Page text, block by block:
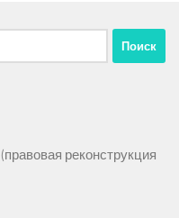
реконструкция